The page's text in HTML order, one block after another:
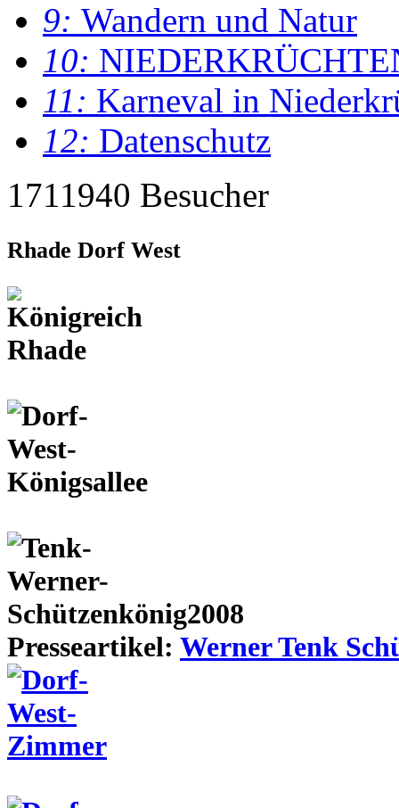
9: Wandern und Natur
10:
11: Karneval in
12: Datenschutz
1711940 Besucher
Rhade Dorf West
Presseartikel: Werner Tenk